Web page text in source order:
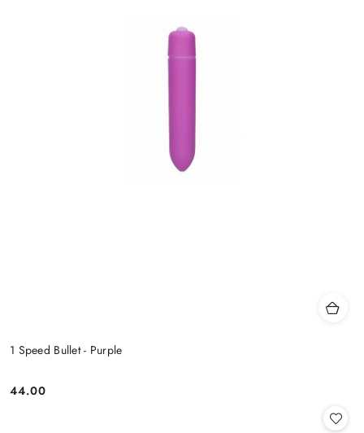
1 Speed Bullet - Purple
Cena:
44.00